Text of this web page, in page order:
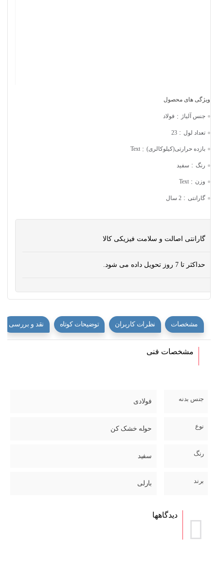
جنس آلیاژ : فولاد
تعداد لول :
23
بازده حرارتی(کیلوکالری) :
Text
رنگ : سفید
وزن :
Text
گارانتی : 2 سال
گارانتی اصالت و سلامت فیزیکی کالا
حداکثر تا 7 روز تحویل داده می شود.
مشخصات نظرات کاربران توضیحات کوتاه نقد و بررسی
مشخصات فنی
جنس بدنه فولادی
نوع حوله خشک کن
رنگ سفید
برند بارلی
دیدگاهها